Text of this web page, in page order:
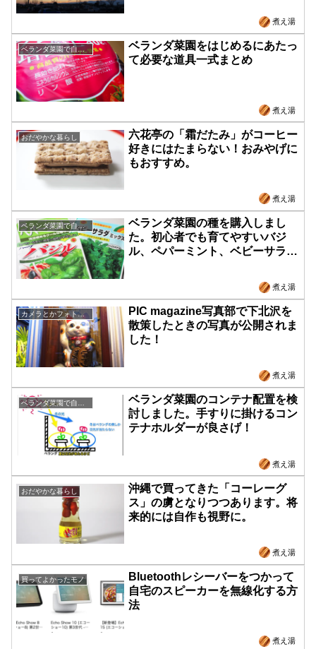
煮え湯
ベランダ菜園で自給自足
ベランダ菜園をはじめるにあたっ
て必要な道具一式まとめ
煮え湯
おだやかな暮らし
六花亭の「霜だたみ」がコーヒー
好きにはたまらない！おみやげに
もおすすめ。
煮え湯
ベランダ菜園で自給自足
ベランダ菜園の種を購入しまし
た。初心者でも育てやすいバジ
ル、ペパーミント、ベビーサラダ
煮え湯
カメラとかフォトウォーク
PIC magazine写真部で下北沢を
散策したときの写真が公開されま
した！
煮え湯
ベランダ菜園のコンテナ配置を検
討しました。手すりに掛けるコン
テナホルダーが良さげ！
煮え湯
おだやかな暮らし
沖縄で買ってきた「コーレーグ
ス」の虜となりつつあります。将
来的には自作も視野に。
煮え湯
買ってよかったモノ
Bluetoothレシーバーをつかって
自宅のスピーカーを無線化する方
法
煮え湯